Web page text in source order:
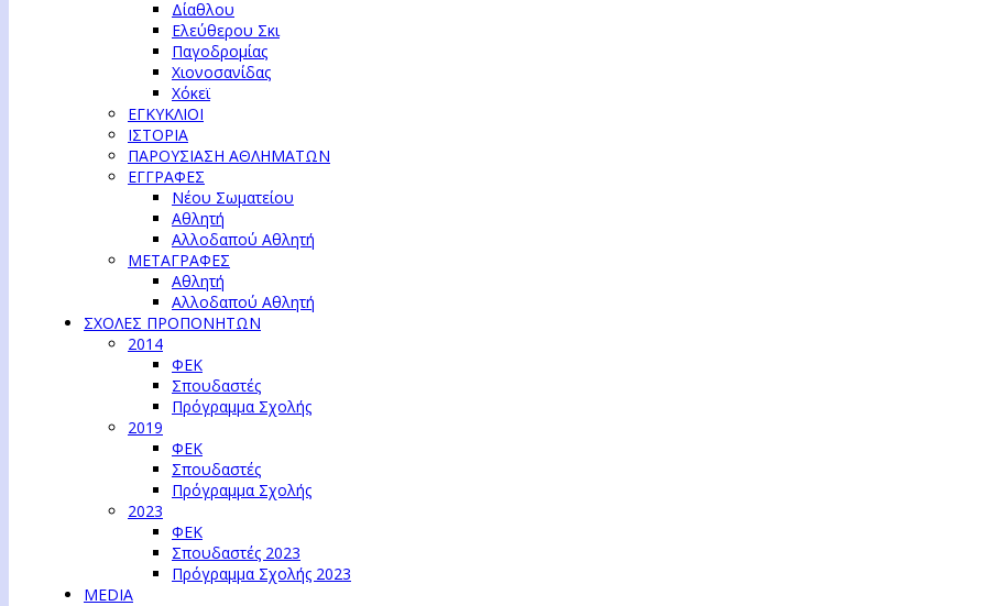
Δίαθλου
Ελεύθερου Σκι
Παγοδρομίας
Χιονοσανίδας
Χόκεϊ
ΕΓΚΥΚΛΙΟΙ
ΙΣΤΟΡΙΑ
ΠΑΡΟΥΣΙΑΣΗ ΑΘΛΗΜΑΤΩΝ
ΕΓΓΡΑΦΕΣ
Νέου Σωματείου
Αθλητή
Αλλοδαπού Αθλητή
ΜΕΤΑΓΡΑΦΕΣ
Αθλητή
Αλλοδαπού Αθλητή
ΣΧΟΛΕΣ ΠΡΟΠΟΝΗΤΩΝ
2014
ΦΕΚ
Σπουδαστές
Πρόγραμμα Σχολής
2019
ΦΕΚ
Σπουδαστές
Πρόγραμμα Σχολής
2023
ΦΕΚ
Σπουδαστές 2023
Πρόγραμμα Σχολής 2023
MEDIA